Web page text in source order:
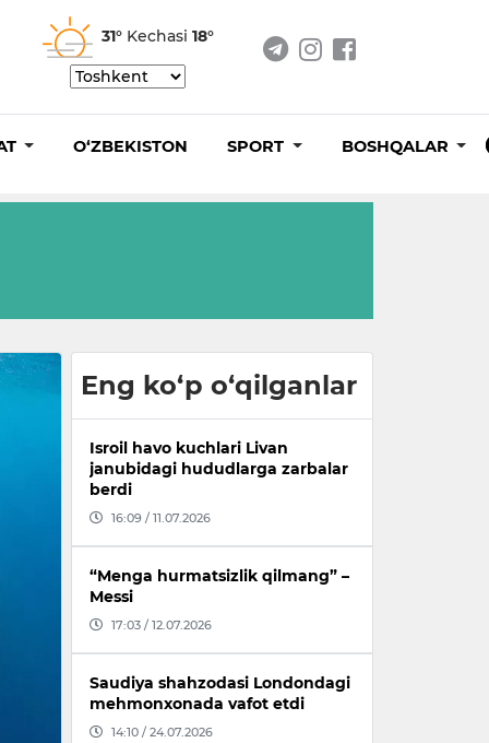
31° Kechasi 18°
O‘ZBEKISTON SPORT BOSHQALAR
Eng ko‘p o‘qilganlar
Isroil havo kuchlari Livan
janubidagi hududlarga zarbalar
berdi
16:09 / 11.07.2026
“Menga hurmatsizlik qilmang” –
Messi
17:03 / 12.07.2026
Saudiya shahzodasi Londondagi
mehmonxonada vafot etdi
14:10 / 24.07.2026